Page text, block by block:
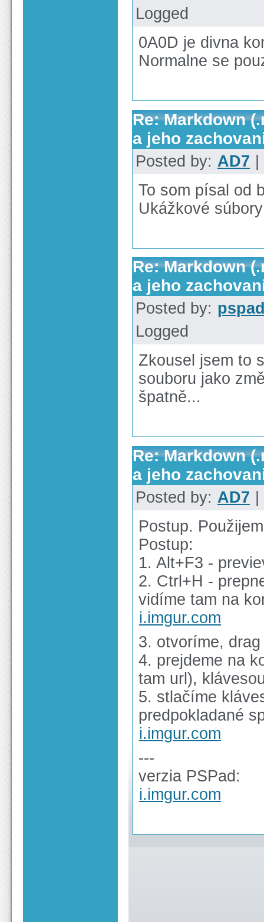
Logged
0A0D je divna
Normalne se
Re: Markdown
a jeho
Posted by: AD7
To som písal od
Ukážkové
Re: Markdown
a jeho
Posted by:
Logged
Zkousel jsem to
souboru jako
špatně...
Re: Markdown
a jeho
Posted by: AD7
Postup.
Postup:
1. Alt+F3 -
2. Ctrl+H -
vidíme tam na
i.imgur.com
3. otvoríme,
4. prejdeme na
tam url),
5. stlačíme
predpokladané
i.imgur.com
---
verzia PSPad:
i.imgur.com